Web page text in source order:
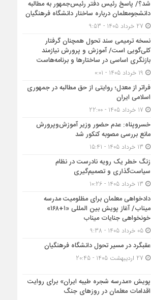
شد؟/ پاسخ رئیس دفتر رئیس‌جمهور به مطالبه
دانشجومعلمان درباره ساختار دانشگاه فرهنگیان
نسخه ترمیمی سند تحول همچنان گرفتار
کلی‌گویی است/ آموزش و پرورش نیازمند
بازنگری اساسی در ساختارها و برنامه‌هاست
فراتر از معدل؛ روایتی از حق مطالبه در جمهوری
اسلامی ایران
خسروپناه: عدم حضور وزیر آموزش‌وپرورش
مانع بررسی مصوبه کنکور شد
زنگ خطر یک رویه نادرست در نظام
سیاست‌گذاری و تصمیم‌گیری
دادخواهی معلمان برای مظلومیت مدرسه
میناب/ آغاز پویش بین المللی «۱+۱۶۸»
خونخواهی جنایات میناب
05 خرداد 1405 - 9:38
عقبگرد در مسیر تحول دانشگاه فرهنگیان
پویش «مدرسه شجره طیبه ایران» برای روایت
اقدامات معلمان در روزهای جنگ